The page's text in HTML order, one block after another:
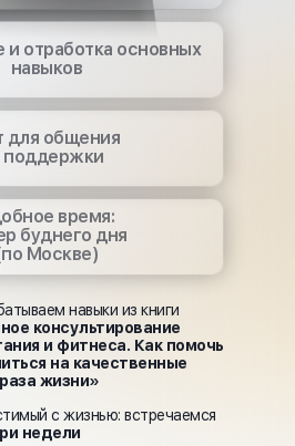
навыки из книги
консультирование
и фитнеса. Как помочь
на качественные
жизни»
с жизнью: встречаемся
недели
время:
буднего дня
Москве)
для общения
поддержки
отработка основных
навыков